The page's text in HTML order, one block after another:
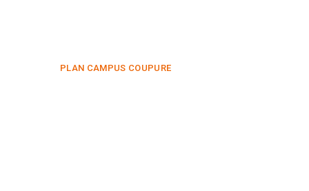
PLAN CAMPUS COUPURE